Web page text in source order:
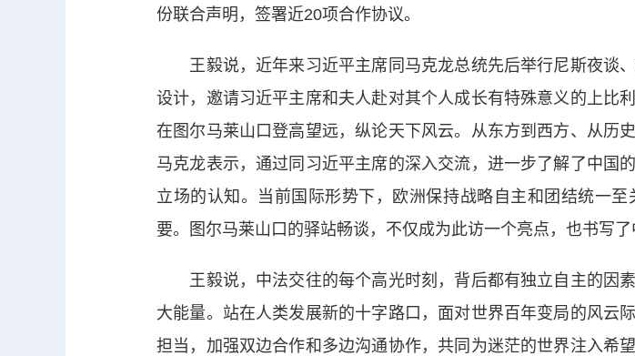
份联合声明，签署近20项合作协议。
王毅说，近年来习近平主席同马克龙总统先后举行尼斯夜谈
设计，邀请习近平主席和夫人赴对其个人成长有特殊意义的上比
在图尔马莱山口登高望远，纵论天下风云。从东方到西方、从历
马克龙表示，通过同习近平主席的深入交流，进一步了解了中国
立场的认知。当前国际形势下，欧洲保持战略自主和团结统一
要。图尔马莱山口的驿站畅谈，不仅成为此访一个亮点，也书写了
王毅说，中法交往的每个高光时刻，背后都有独立自主的因
大能量。站在人类发展新的十字路口，面对世界百年变局的风云
担当，加强双边合作和多边沟通协作，共同为迷茫的世界注入希